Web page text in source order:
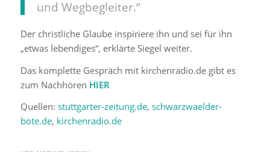
und Wegbegleiter.“
Der christliche Glaube inspiriere ihn und sei für ihn
„etwas lebendiges“, erklärte Siegel weiter.
Das komplette Gespräch mit kirchenradio.de gibt es
zum Nachhören HIER
Quellen: stuttgarter-zeitung.de, schwarzwaelder-
bote.de, kirchenradio.de